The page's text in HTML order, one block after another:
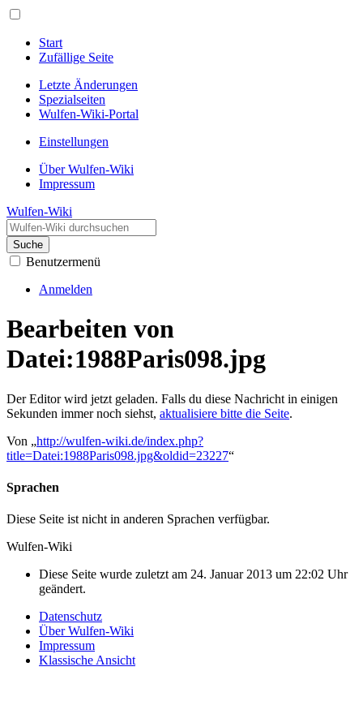
Start
Zufällige Seite
Letzte Änderungen
Spezialseiten
Wulfen-Wiki-Portal
Einstellungen
Über Wulfen-Wiki
Impressum
Wulfen-Wiki
Suche
Benutzermenü
Anmelden
Bearbeiten von
Datei:1988Paris098.jpg
Der Editor wird jetzt geladen. Falls du diese Nachricht in einigen
Sekunden immer noch siehst, aktualisiere bitte die Seite.
Von „http://wulfen-wiki.de/index.php?
title=Datei:1988Paris098.jpg&oldid=23227“
Sprachen
Diese Seite ist nicht in anderen Sprachen verfügbar.
Wulfen-Wiki
Diese Seite wurde zuletzt am 24. Januar 2013 um 22:02 Uhr
geändert.
Datenschutz
Über Wulfen-Wiki
Impressum
Klassische Ansicht